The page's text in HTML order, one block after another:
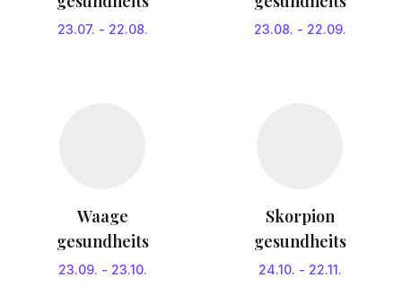
23.07. - 22.08. 23.08. - 22.09.
Waage
gesundheits
23.09. - 23.10.
Skorpion
gesundheits
24.10. - 22.11.